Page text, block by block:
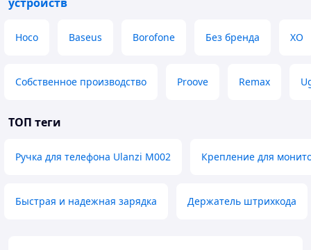
Hoco Baseus Borofone Без бренда XO
Собственное производство Proove Remax
ТОП теги
Ручка для телефона Ulanzi M002 Крепление для
Быстрая и надежная зарядка Держатель штрихкода